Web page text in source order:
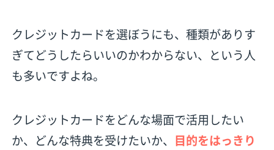
クレジットカードを選ぼうにも、種類がありす
ぎてどうしたらいいのかわからない、という人
も多いですよね。
クレジットカードをどんな場面で活用したい
か、どんな特典を受けたいか、 目的をはっきり